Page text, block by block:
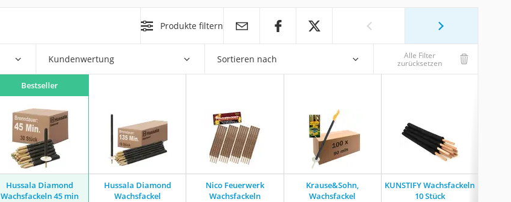
Produkte filtern
Kundenwertung Sortieren nach Alle Filter
zurücksetzen
Bestseller
Hussala Diamond
Wachsfackeln 45 min
Hussala Diamond
Wachsfackel
Nico Feuerwerk
Wachsfackeln
Krause&Sohn,
Wachsfackel
KUNSTIFY Wachsfackeln
10 Stück